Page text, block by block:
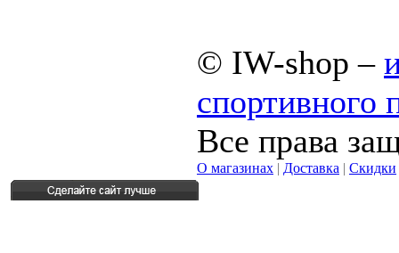
© IW-shop –
спортивного
Все права
О магазинах | Доставка | Скидки